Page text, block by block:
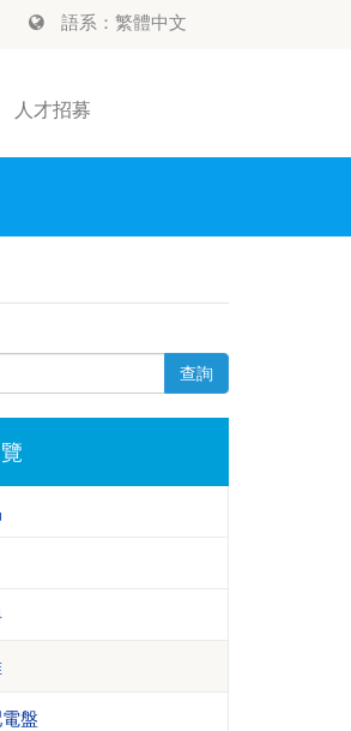
語系：繁體中文
人才招募
查詢
盤